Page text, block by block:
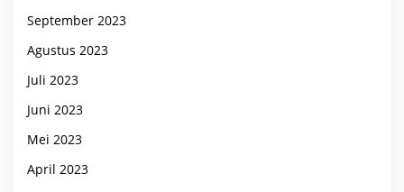
September 2023
Agustus 2023
Juli 2023
Juni 2023
Mei 2023
April 2023